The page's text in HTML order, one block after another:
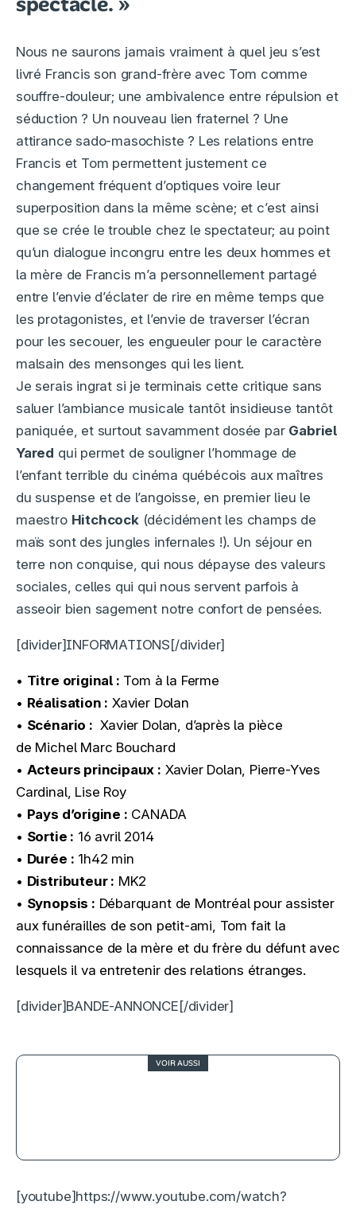
Nous ne saurons jamais vraiment à quel jeu s’est
livré Francis son grand-frère avec Tom comme
souffre-douleur; une ambivalence entre répulsion et
séduction ? Un nouveau lien fraternel ? Une
attirance sado-masochiste ? Les relations entre
Francis et Tom permettent justement ce
changement fréquent d’optiques voire leur
superposition dans la même scène; et c’est ainsi
que se crée le trouble chez le spectateur; au point
qu’un dialogue incongru entre les deux hommes et
la mère de Francis m’a personnellement partagé
entre l’envie d’éclater de rire en même temps que
les protagonistes, et l’envie de traverser l’écran
pour les secouer, les engueuler pour le caractère
malsain des mensonges qui les lient.
Je serais ingrat si je terminais cette critique sans
saluer l’ambiance musicale tantôt insidieuse tantôt
paniquée, et surtout savamment dosée par Gabriel
Yared qui permet de souligner l’hommage de
l’enfant terrible du cinéma québécois aux maîtres
du suspense et de l’angoisse, en premier lieu le
maestro Hitchcock(décidément les champs de
maïs sont des jungles infernales !). Un séjour en
terre non conquise, qui nous dépayse des valeurs
sociales, celles qui qui nous servent parfois à
asseoir bien sagement notre confort de pensées.
[divider]INFORMATIONS[/divider]
• Titre original : Tom à la Ferme
• Réalisation : Xavier Dolan
• Scénario : Xavier Dolan, d’après la pièce
de Michel Marc Bouchard
• Acteurs principaux : Xavier Dolan, Pierre-Yves
Cardinal, Lise Roy
• Pays d’origine : CANADA
• Sortie : 16 avril 2014
• Durée : 1h42 min
• Distributeur : MK2
• Synopsis : Débarquant de Montréal pour assister
aux funérailles de son petit-ami, Tom fait la
connaissance de la mère et du frère du défunt avec
lesquels il va entretenir des relations étranges.
[divider]BANDE-ANNONCE[/divider]
VOIR AUSSI
[youtube]https://www.youtube.com/watch?